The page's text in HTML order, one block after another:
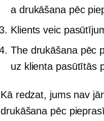
a drukāšana pēc
Klients veic
The drukāšana pēc
uz klienta pasūtītās
Kā redzat, jums nav
drukāšana pēc